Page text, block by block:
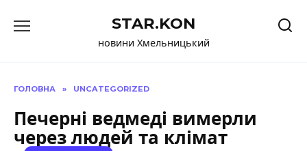
до
STAR.KON
новини Хмельницький
ГОЛОВНА » UNCATEGORIZED
Печерні ведмеді вимерли
через людей та клімат